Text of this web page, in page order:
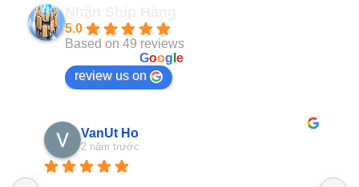
5.0
Based on 49 reviews
Goog e
review us on
VanUt Ho
2 năm trước